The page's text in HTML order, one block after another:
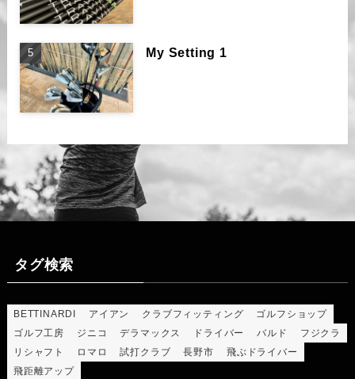
My Setting 1
タグ検索
BETTINARDI アイアン クラブフィッティング
ゴルフショップ
ゴルフ工房
ジニコ デラマックス ドライバー バルド
フジクラ
リシャフト
ロマロ 試打クラブ 長野市
飛ぶドライバー
飛距離アップ